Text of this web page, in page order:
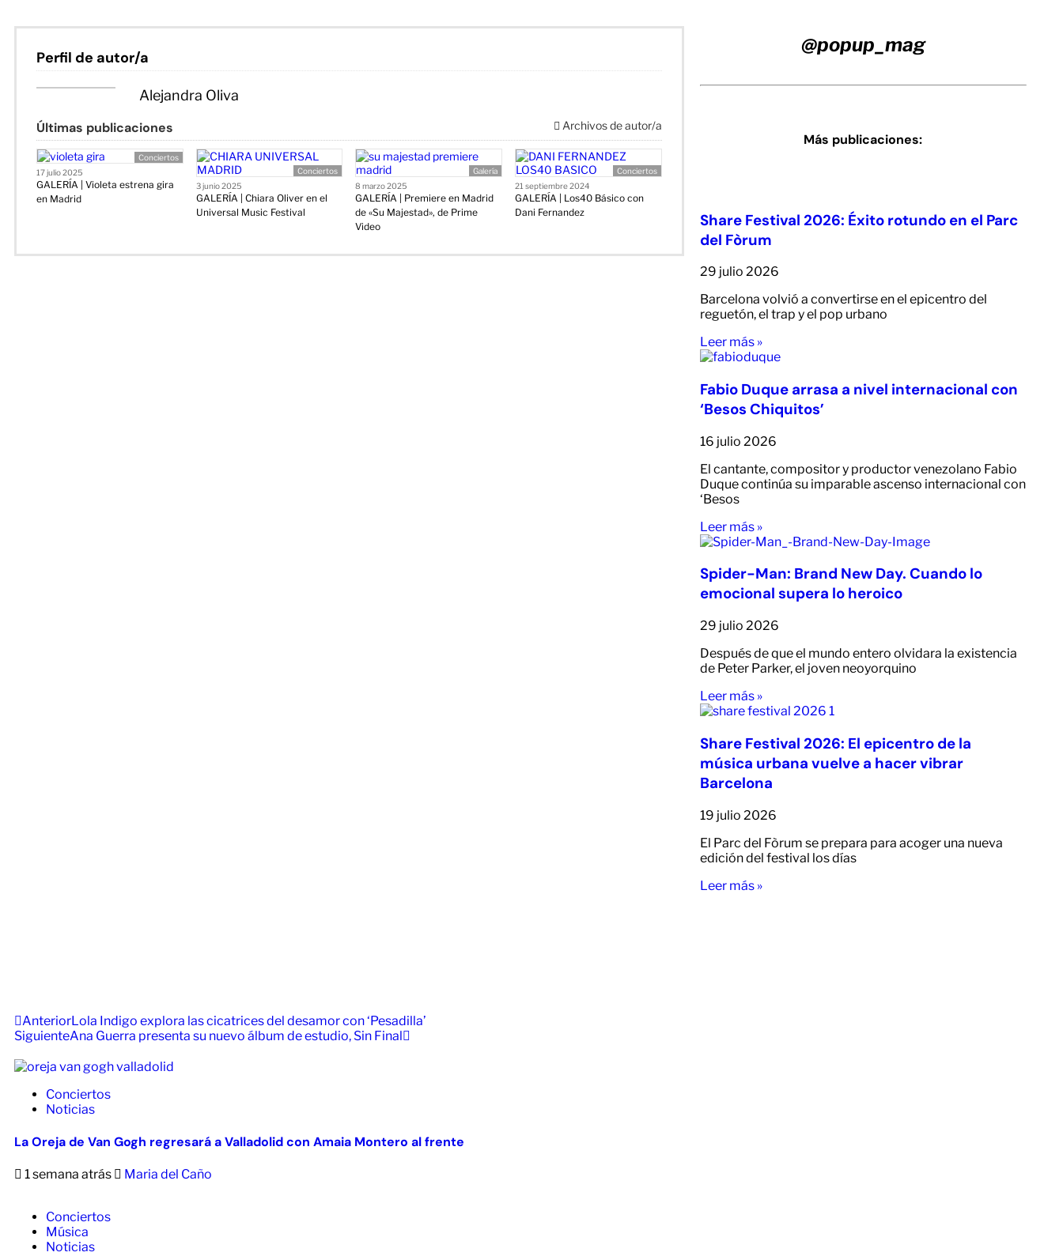
Perfil de autor/a
Alejandra Oliva
Últimas publicaciones
Archivos de autor/a
Conciertos
17 julio 2025
GALERÍA | Violeta estrena gira
en Madrid
Conciertos
3 junio 2025
GALERÍA | Chiara Oliver en el
Universal Music Festival
Galería
8 marzo 2025
GALERÍA | Premiere en Madrid
de «Su Majestad», de Prime
Video
Conciertos
21 septiembre 2024
GALERÍA | Los40 Básico con
Dani Fernandez
@popup_mag
Más publicaciones:
Share Festival 2026: Éxito rotundo en el Parc
del Fòrum
29 julio 2026
Barcelona volvió a convertirse en el epicentro del
reguetón, el trap y el pop urbano
Leer más »
Fabio Duque arrasa a nivel internacional con
‘Besos Chiquitos’
16 julio 2026
El cantante, compositor y productor venezolano Fabio
Duque continúa su imparable ascenso internacional con
‘Besos
Leer más »
Spider-Man: Brand New Day. Cuando lo
emocional supera lo heroico
29 julio 2026
Después de que el mundo entero olvidara la existencia
de Peter Parker, el joven neoyorquino
Leer más »
Share Festival 2026: El epicentro de la
música urbana vuelve a hacer vibrar
Barcelona
19 julio 2026
El Parc del Fòrum se prepara para acoger una nueva
edición del festival los días
Leer más »
AnteriorLola Indigo explora las cicatrices del desamor con ‘Pesadilla’
SiguienteAna Guerra presenta su nuevo álbum de estudio, Sin Final
Conciertos
Noticias
La Oreja de Van Gogh regresará a Valladolid con Amaia Montero al frente
1 semana atrás Maria del Caño
Conciertos
Música
Noticias